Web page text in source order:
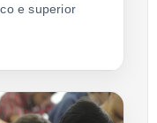
e superior